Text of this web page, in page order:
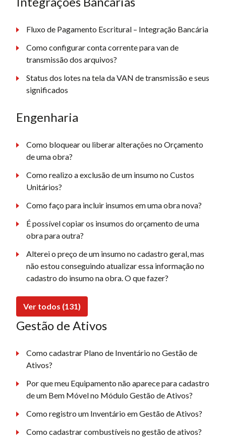
Fluxo de Pagamento Escritural – Integração Bancária
Como configurar conta corrente para van de
transmissão dos arquivos?
Status dos lotes na tela da VAN de transmissão e seus
significados
Engenharia
Como bloquear ou liberar alterações no Orçamento
de uma obra?
Como realizo a exclusão de um insumo no Custos
Unitários?
Como faço para incluir insumos em uma obra nova?
É possível copiar os insumos do orçamento de uma
obra para outra?
Alterei o preço de um insumo no cadastro geral, mas
não estou conseguindo atualizar essa informação no
cadastro do insumo na obra. O que fazer?
Ver todos (131)
Gestão de Ativos
Como cadastrar Plano de Inventário no Gestão de
Ativos?
Por que meu Equipamento não aparece para cadastro
de um Bem Móvel no Módulo Gestão de Ativos?
Como registro um Inventário em Gestão de Ativos?
Como cadastrar combustíveis no gestão de ativos?